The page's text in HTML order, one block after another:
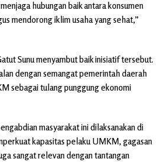
hubungan baik antara konsumen
mendorong iklim usaha yang sehat,”
Sunu menyambut baik inisiatif tersebut.
dengan semangat pemerintah daerah
sebagai tulang punggung ekonomi
masyarakat ini dilaksanakan di
kapasitas pelaku UMKM, gagasan
sangat relevan dengan tantangan